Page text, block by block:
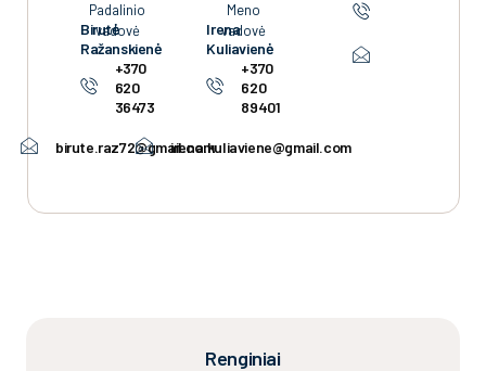
Padalinio
vadovė
Birutė
Ražanskienė
+370
620
36473
birute.raz72@gmail.com
Meno
vadovė
Irena
Kuliavienė
+370
620
89401
irena.kuliaviene@gmail.com
Renginiai